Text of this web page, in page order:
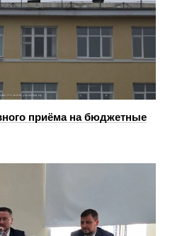
приёма на бюджетные